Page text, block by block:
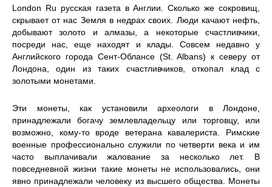
London Ru русская газета в Англии. Сколько же сокровищ,
скрывает от нас Земля в недрах своих. Люди качают нефть,
добывают золото и алмазы, а некоторые счастливчики,
посреди нас, еще находят и клады. Совсем недавно у
Английского города Сент-Облансе (St. Albans) к северу от
Лондона, один из таких счастливчиков, откопал клад с
золотыми монетами.
Эти монеты, как установили археологи в Лондоне,
принадлежали богачу землевладельцу или торговцу, или
возможно, кому-то вроде ветерана кавалериста. Римские
военные профессионально служили по четверти века и им
часто выплачивали жалование за несколько лет. В
повседневной жизни такие монеты не использовались, они
явно принадлежали человеку из высшего общества. Монеты